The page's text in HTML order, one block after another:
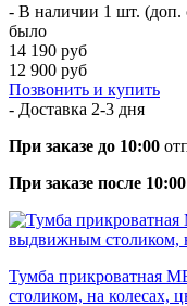
- В наличии 1 шт. (доп.
было
14 190 руб
12 900 руб
Позвонить и купить
- Доставка 2-3 дня
При заказе до 10:00
При заказе после 10:00
Тумба прикроватная
столиком, на колесах,